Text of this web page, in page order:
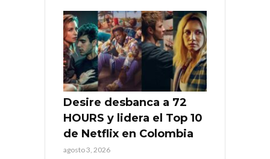
Desire desbanca a 72
HOURS y lidera el Top 10
de Netflix en Colombia
agosto 3, 2026